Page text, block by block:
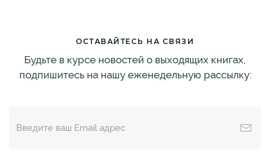
ОСТАВАЙТЕСЬ НА СВЯЗИ
Будьте в курсе новостей о выходящих книгах,
подпишитесь на нашу еженедельную рассылку: